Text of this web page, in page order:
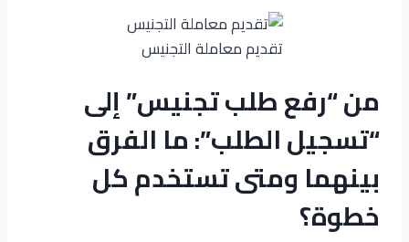
تقديم معاملة التجنيس
من “رفع طلب تجنيس” إلى
“تسجيل الطلب”: ما الفرق
بينهما ومتى تستخدم كل
خطوة؟